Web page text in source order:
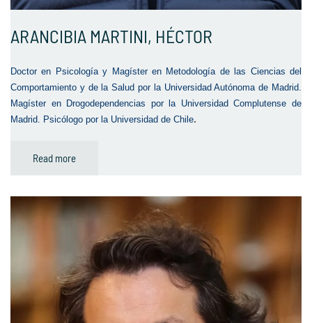
ARANCIBIA MARTINI, HÉCTOR
Doctor en Psicología y Magíster en Metodología de las Ciencias del
Comportamiento y de la Salud por la Universidad Autónoma de Madrid.
Magíster en Drogodependencias por la Universidad Complutense de
Madrid. Psicólogo por la Universidad de Chile.
Read more